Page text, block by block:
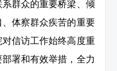
群众的重要桥梁、倾
体察群众疾苦的重要
信访工作始终高度重
署和有效举措，全力